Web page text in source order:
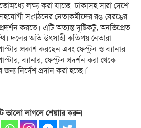
লক্ষ্য করা যাচ্ছে- ঢাকাসহ সারা দেশে
সংগঠনের নেতাকর্মীদের রঙ-বেরঙের
করতে। এটি অত্যন্ত দৃষ্টিকটু, অনভিপ্রেত
দলের অতি উৎসাহী কতিপয় নেতারা
প্রকাশ করছেন এবং ফেস্টুন ও ব্যানার
ব্যানার, ফেস্টুন প্রদর্শন করা থেকে
নির্দেশ প্রদান করা হচ্ছে।’
ভালো লাগলে শেয়াার করুন